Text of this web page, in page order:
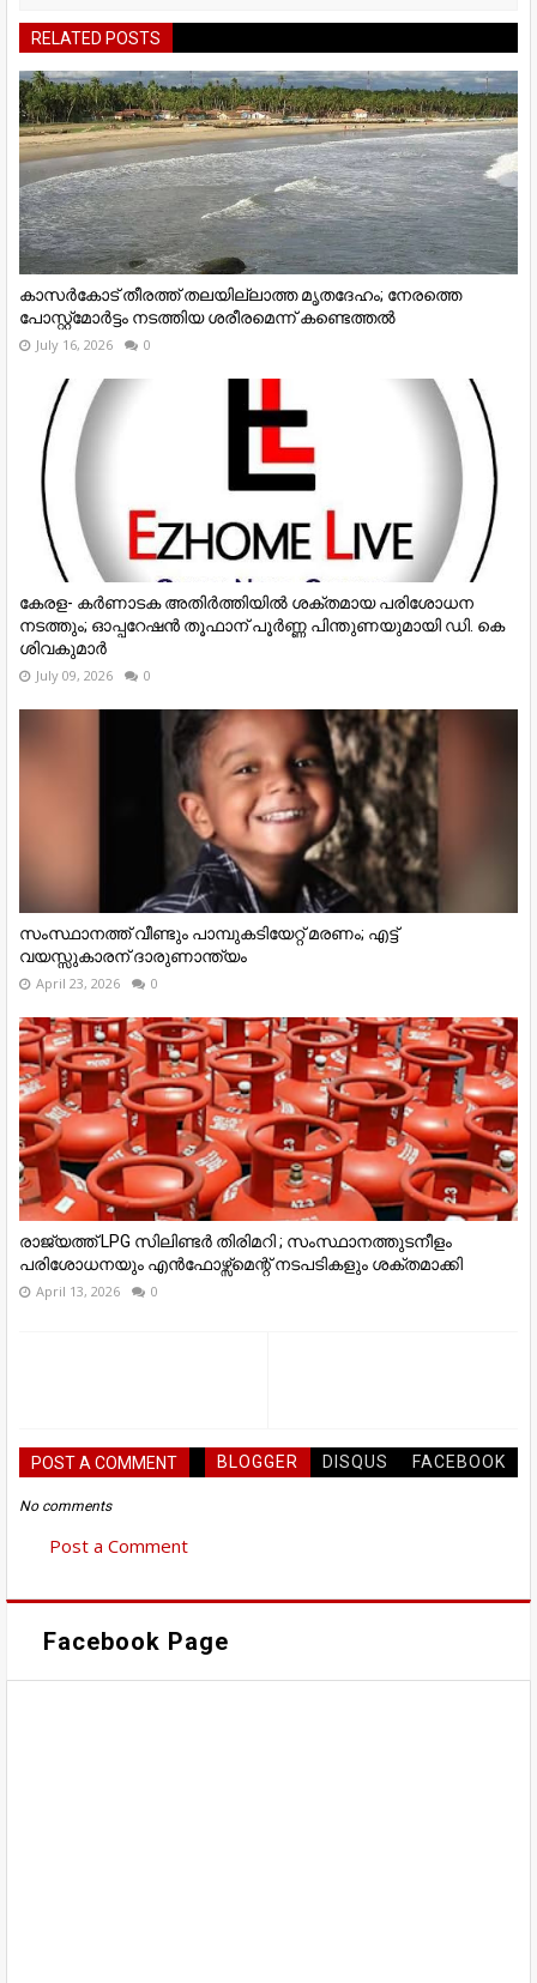
RELATED POSTS
കാസർകോട് തീരത്ത് തലയില്ലാത്ത മൃതദേഹം; നേരത്തെ
പോസ്റ്റ്‌മോർട്ടം നടത്തിയ ശരീരമെന്ന് കണ്ടെത്തൽ
July 16, 2026 0
കേരള- കർണാടക അതിർത്തിയിൽ ശക്തമായ പരിശോധന
നടത്തും; ഓപ്പറേഷൻ തൂഫാന് പൂർണ്ണ പിന്തുണയുമായി ഡി. കെ
ശിവകുമാർ
July 09, 2026 0
സംസ്ഥാനത്ത് വീണ്ടും പാമ്പുകടിയേറ്റ് മരണം; എട്ട്
വയസ്സുകാരന് ദാരുണാന്ത്യം
April 23, 2026 0
രാജ്യത്ത് LPG സിലിണ്ടർ തിരിമറി ; സംസ്ഥാനത്തുടനീളം
പരിശോധനയും എൻഫോഴ്സ്മെന്റ് നടപടികളും ശക്തമാക്കി
April 13, 2026 0
POST A COMMENT BLOGGER DISQUS FACEBOOK
No comments
Post a Comment
Facebook Page